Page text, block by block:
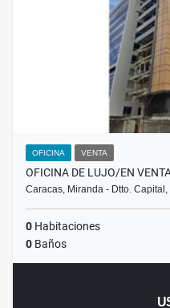
OFICINA VENTA
OFICINA DE LUJO/EN
Caracas, Miranda - Dtto.
0 Habitaciones
0 Baños